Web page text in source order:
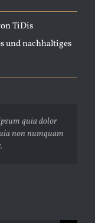
TiDis
und nachhaltiges
quia dolor
non numquam
ligula facilisis
ultrices dui.
nemis.